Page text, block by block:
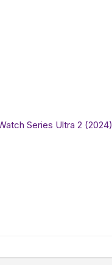
Series Ultra 2 (2024)